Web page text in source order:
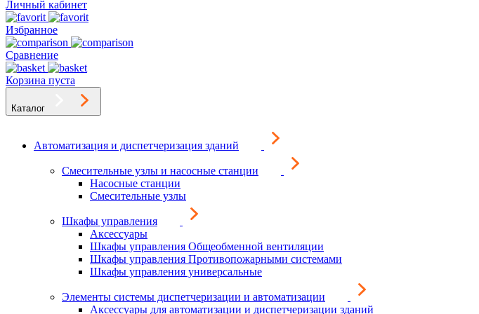
Личный кабинет
Избранное
Сравнение
Корзина пуста
Каталог
Автоматизация и диспетчеризация зданий
Смесительные узлы и насосные станции
Насосные станции
Смесительные узлы
Шкафы управления
Аксессуары
Шкафы управления Общеобменной вентиляции
Шкафы управления Противопожарными системами
Шкафы управления универсальные
Элементы системы диспетчеризации и автоматизации
Аксессуары для автоматизации и диспетчеризации зданий